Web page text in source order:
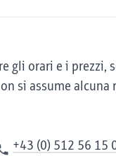
gli orari e i
si assume
+43 (0) 512 56 15